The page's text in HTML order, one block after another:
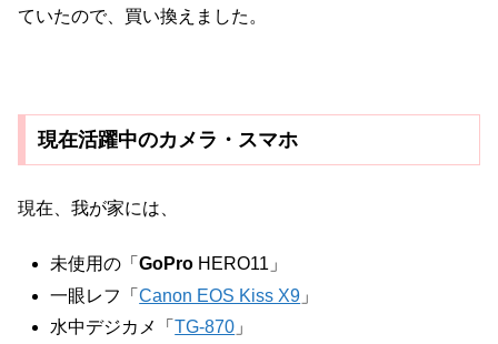
ていたので、買い換えました。
現在活躍中のカメラ・スマホ
現在、我が家には、
未使用の「GoPro HERO11」
一眼レフ「Canon EOS Kiss X9 」
水中デジカメ「TG-870 」